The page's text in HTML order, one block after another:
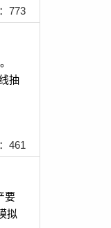
773
抽
461
要
拟